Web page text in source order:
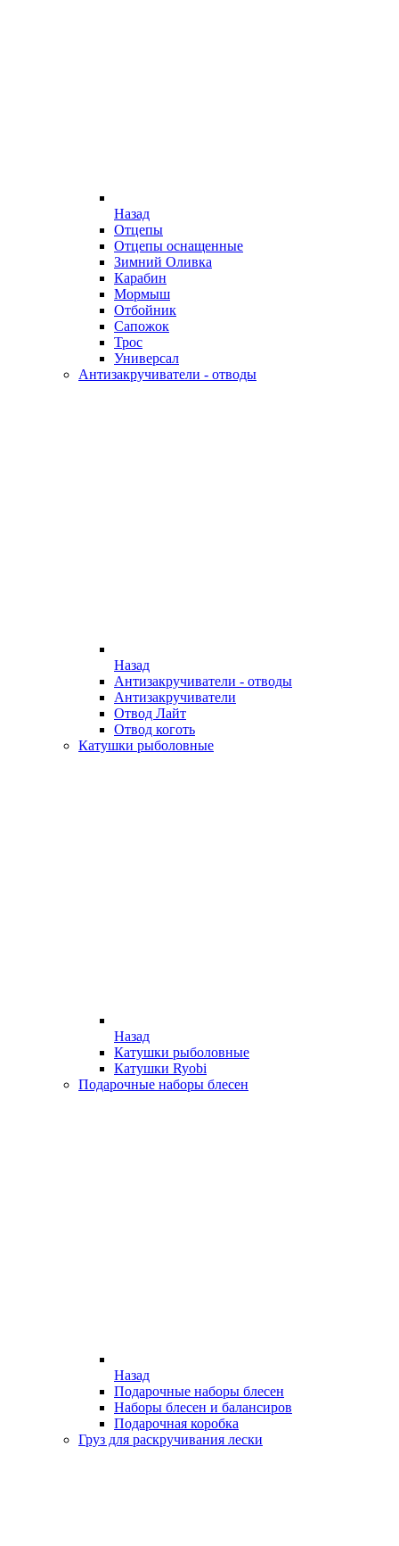
Назад
Отцепы
Отцепы оснащенные
Зимний Оливка
Карабин
Мормыш
Отбойник
Сапожок
Трос
Универсал
Антизакручиватели - отводы
Назад
Антизакручиватели - отводы
Антизакручиватели
Отвод Лайт
Отвод коготь
Катушки рыболовные
Назад
Катушки рыболовные
Катушки Ryobi
Подарочные наборы блесен
Назад
Подарочные наборы блесен
Наборы блесен и балансиров
Подарочная коробка
Груз для раскручивания лески